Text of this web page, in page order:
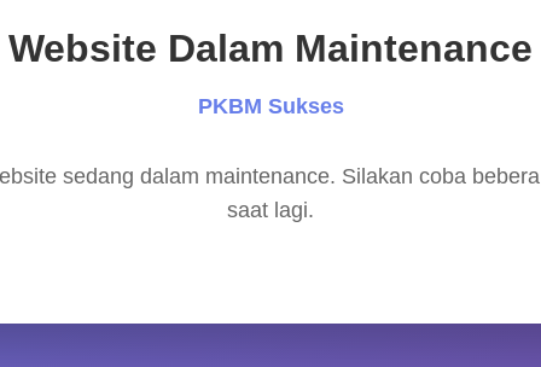
Website Dalam Maintenance
PKBM Sukses
sedang dalam maintenance. Silakan coba
saat lagi.